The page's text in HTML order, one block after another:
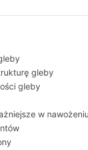
gleby
gleby
w